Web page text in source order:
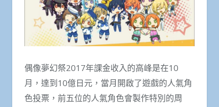
偶像夢幻祭2017年課金收入的高峰是在10
月，達到10億日元，當月開啟了遊戲的人氣角
色投票，前五位的人氣角色會製作特別的周